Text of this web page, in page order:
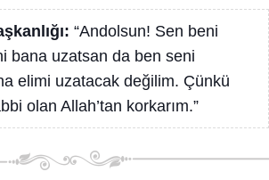
“Andolsun! Sen beni
bana uzatsan da ben seni
elimi uzatacak değilim. Çünkü
olan Allah’tan korkarım.”